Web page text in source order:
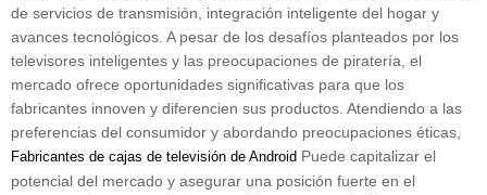
de servicios de transmisión, integración inteligente del hogar y
avances tecnológicos. A pesar de los desafíos planteados por los
televisores inteligentes y las preocupaciones de piratería, el
mercado ofrece oportunidades significativas para que los
fabricantes innoven y diferencien sus productos. Atendiendo a las
preferencias del consumidor y abordando preocupaciones éticas,
Fabricantes de cajas de televisión de Android Puede capitalizar el
potencial del mercado y asegurar una posición fuerte en el